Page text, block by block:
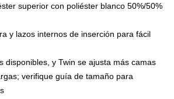
superior con poliéster blanco 50%/50%
y lazos internos de inserción para fácil
disponibles, y Twin se ajusta más camas
verifique guía de tamaño para